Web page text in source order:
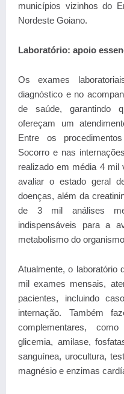
municípios vizinhos do
Nordeste Goiano.
Laboratório: apoio
Os exames
diagnóstico e no
de saúde, garantindo
ofereçam um
Entre os
Socorro e nas
realizado em média 4
avaliar o estado geral
doenças, além da
de 3 mil análises
indispensáveis para a
metabolismo do
Atualmente, o laboratório
mil exames mensais,
pacientes, incluindo
internação. Também
complementares,
glicemia, amilase,
sanguínea, urocultura,
magnésio e enzimas